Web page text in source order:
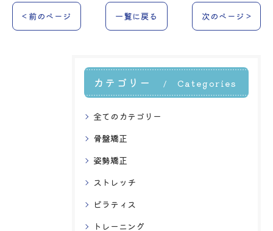
< 前のページ 一覧に戻る 次のページ >
カテゴリー Categories
全てのカテゴリー
骨盤矯正
姿勢矯正
ストレッチ
ピラティス
トレーニング